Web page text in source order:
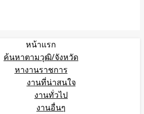
หน้าแรก
ค้นหาตามวุฒิ/จังหวัด
หางานราชการ
งานที่น่าสนใจ
งานทั่วไป
งานอื่นๆ